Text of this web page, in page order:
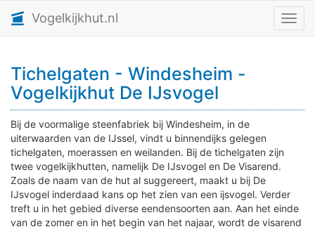
Vogelkijkhut.nl
Tichelgaten - Windesheim -
Vogelkijkhut De IJsvogel
Bij de voormalige steenfabriek bij Windesheim, in de
uiterwaarden van de IJssel, vindt u binnendijks gelegen
tichelgaten, moerassen en weilanden. Bij de tichelgaten zijn
twee vogelkijkhutten, namelijk De IJsvogel en De Visarend.
Zoals de naam van de hut al suggereert, maakt u bij De
IJsvogel inderdaad kans op het zien van een ijsvogel. Verder
treft u in het gebied diverse eendensoorten aan. Aan het einde
van de zomer en in het begin van het najaar, wordt de visarend